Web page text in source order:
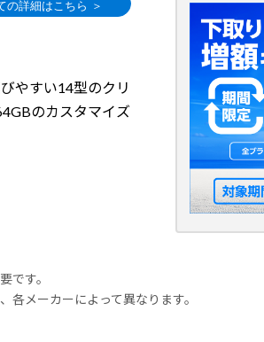
やすい14型のクリ
のカスタマイズ
です。
メーカーによって異なります。